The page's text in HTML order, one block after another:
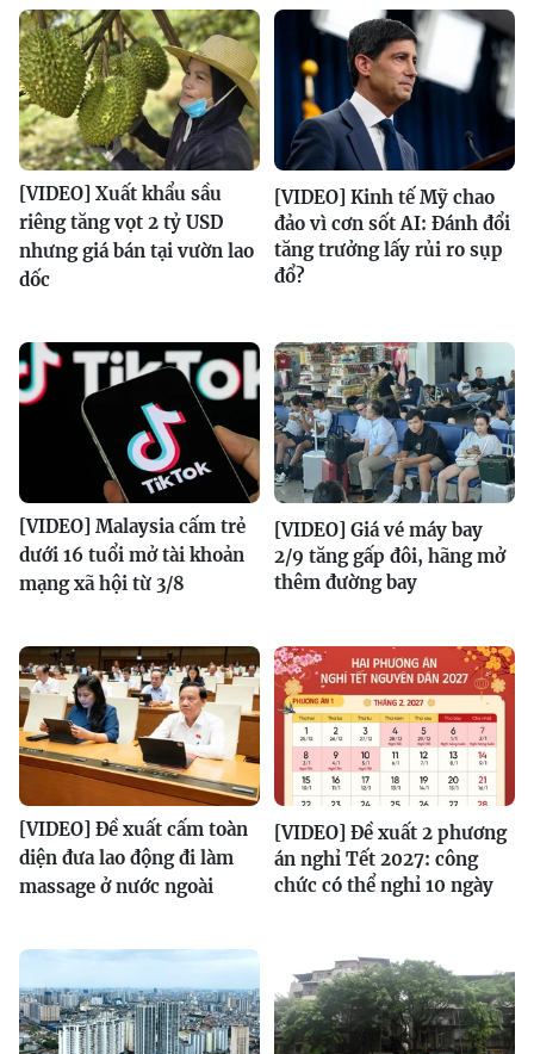
[VIDEO] Xuất khẩu sầu
riêng tăng vọt 2 tỷ USD
nhưng giá bán tại vườn lao
dốc
[VIDEO] Kinh tế Mỹ chao
đảo vì cơn sốt AI: Đánh đổi
tăng trưởng lấy rủi ro sụp
đổ?
[VIDEO] Malaysia cấm trẻ
dưới 16 tuổi mở tài khoản
mạng xã hội từ 3/8
[VIDEO] Giá vé máy bay
2/9 tăng gấp đôi, hãng mở
thêm đường bay
[VIDEO] Đề xuất cấm toàn
diện đưa lao động đi làm
massage ở nước ngoài
[VIDEO] Đề xuất 2 phương
án nghỉ Tết 2027: công
chức có thể nghỉ 10 ngày